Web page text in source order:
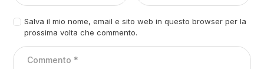
Salva il mio nome, email e sito web in questo browser per la
prossima volta che commento.